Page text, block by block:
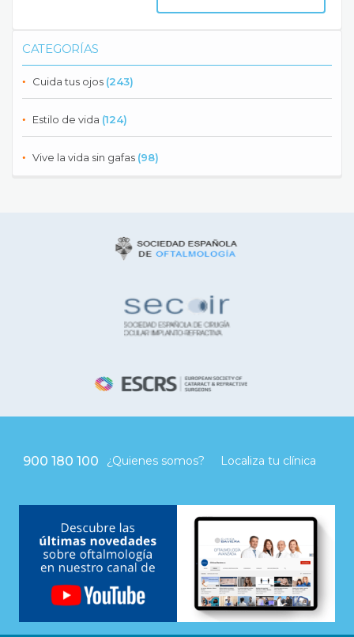
CATEGORÍAS
Cuida tus ojos (243)
Estilo de vida (124)
Vive la vida sin gafas (98)
900 180 100 ¿Quienes somos? Localiza tu clínica